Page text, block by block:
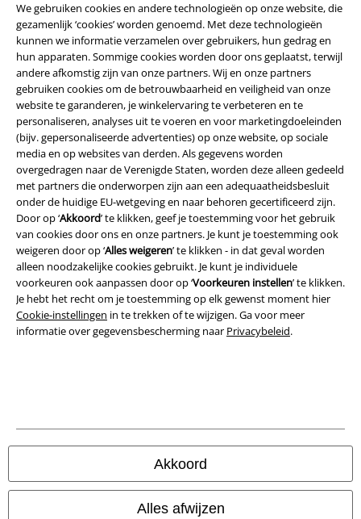
We gebruiken cookies en andere technologieën op onze website, die
gezamenlijk ‘cookies’ worden genoemd. Met deze technologieën
kunnen we informatie verzamelen over gebruikers, hun gedrag en
hun apparaten. Sommige cookies worden door ons geplaatst, terwijl
andere afkomstig zijn van onze partners. Wij en onze partners
gebruiken cookies om de betrouwbaarheid en veiligheid van onze
website te garanderen, je winkelervaring te verbeteren en te
personaliseren, analyses uit te voeren en voor marketingdoeleinden
(bijv. gepersonaliseerde advertenties) op onze website, op sociale
media en op websites van derden. Als gegevens worden
overgedragen naar de Verenigde Staten, worden deze alleen gedeeld
met partners die onderworpen zijn aan een adequaatheidsbesluit
onder de huidige EU-wetgeving en naar behoren gecertificeerd zijn.
Door op ‘Akkoord’ te klikken, geef je toestemming voor het gebruik
van cookies door ons en onze partners. Je kunt je toestemming ook
weigeren door op ‘Alles weigeren’ te klikken - in dat geval worden
alleen noodzakelijke cookies gebruikt. Je kunt je individuele
voorkeuren ook aanpassen door op ‘Voorkeuren instellen’ te klikken.
Je hebt het recht om je toestemming op elk gewenst moment hier
Cookie-instellingen in te trekken of te wijzigen. Ga voor meer
informatie over gegevensbescherming naar Privacybeleid.
Akkoord
Alles afwijzen
Legal
Algemene Voorwaarden
Bedrijfsgegevens
Privacyverklaring
Verklaring van conformiteit
Informatie over toegankelijkheid
© 1986-2026 Large Popmerchandising BV